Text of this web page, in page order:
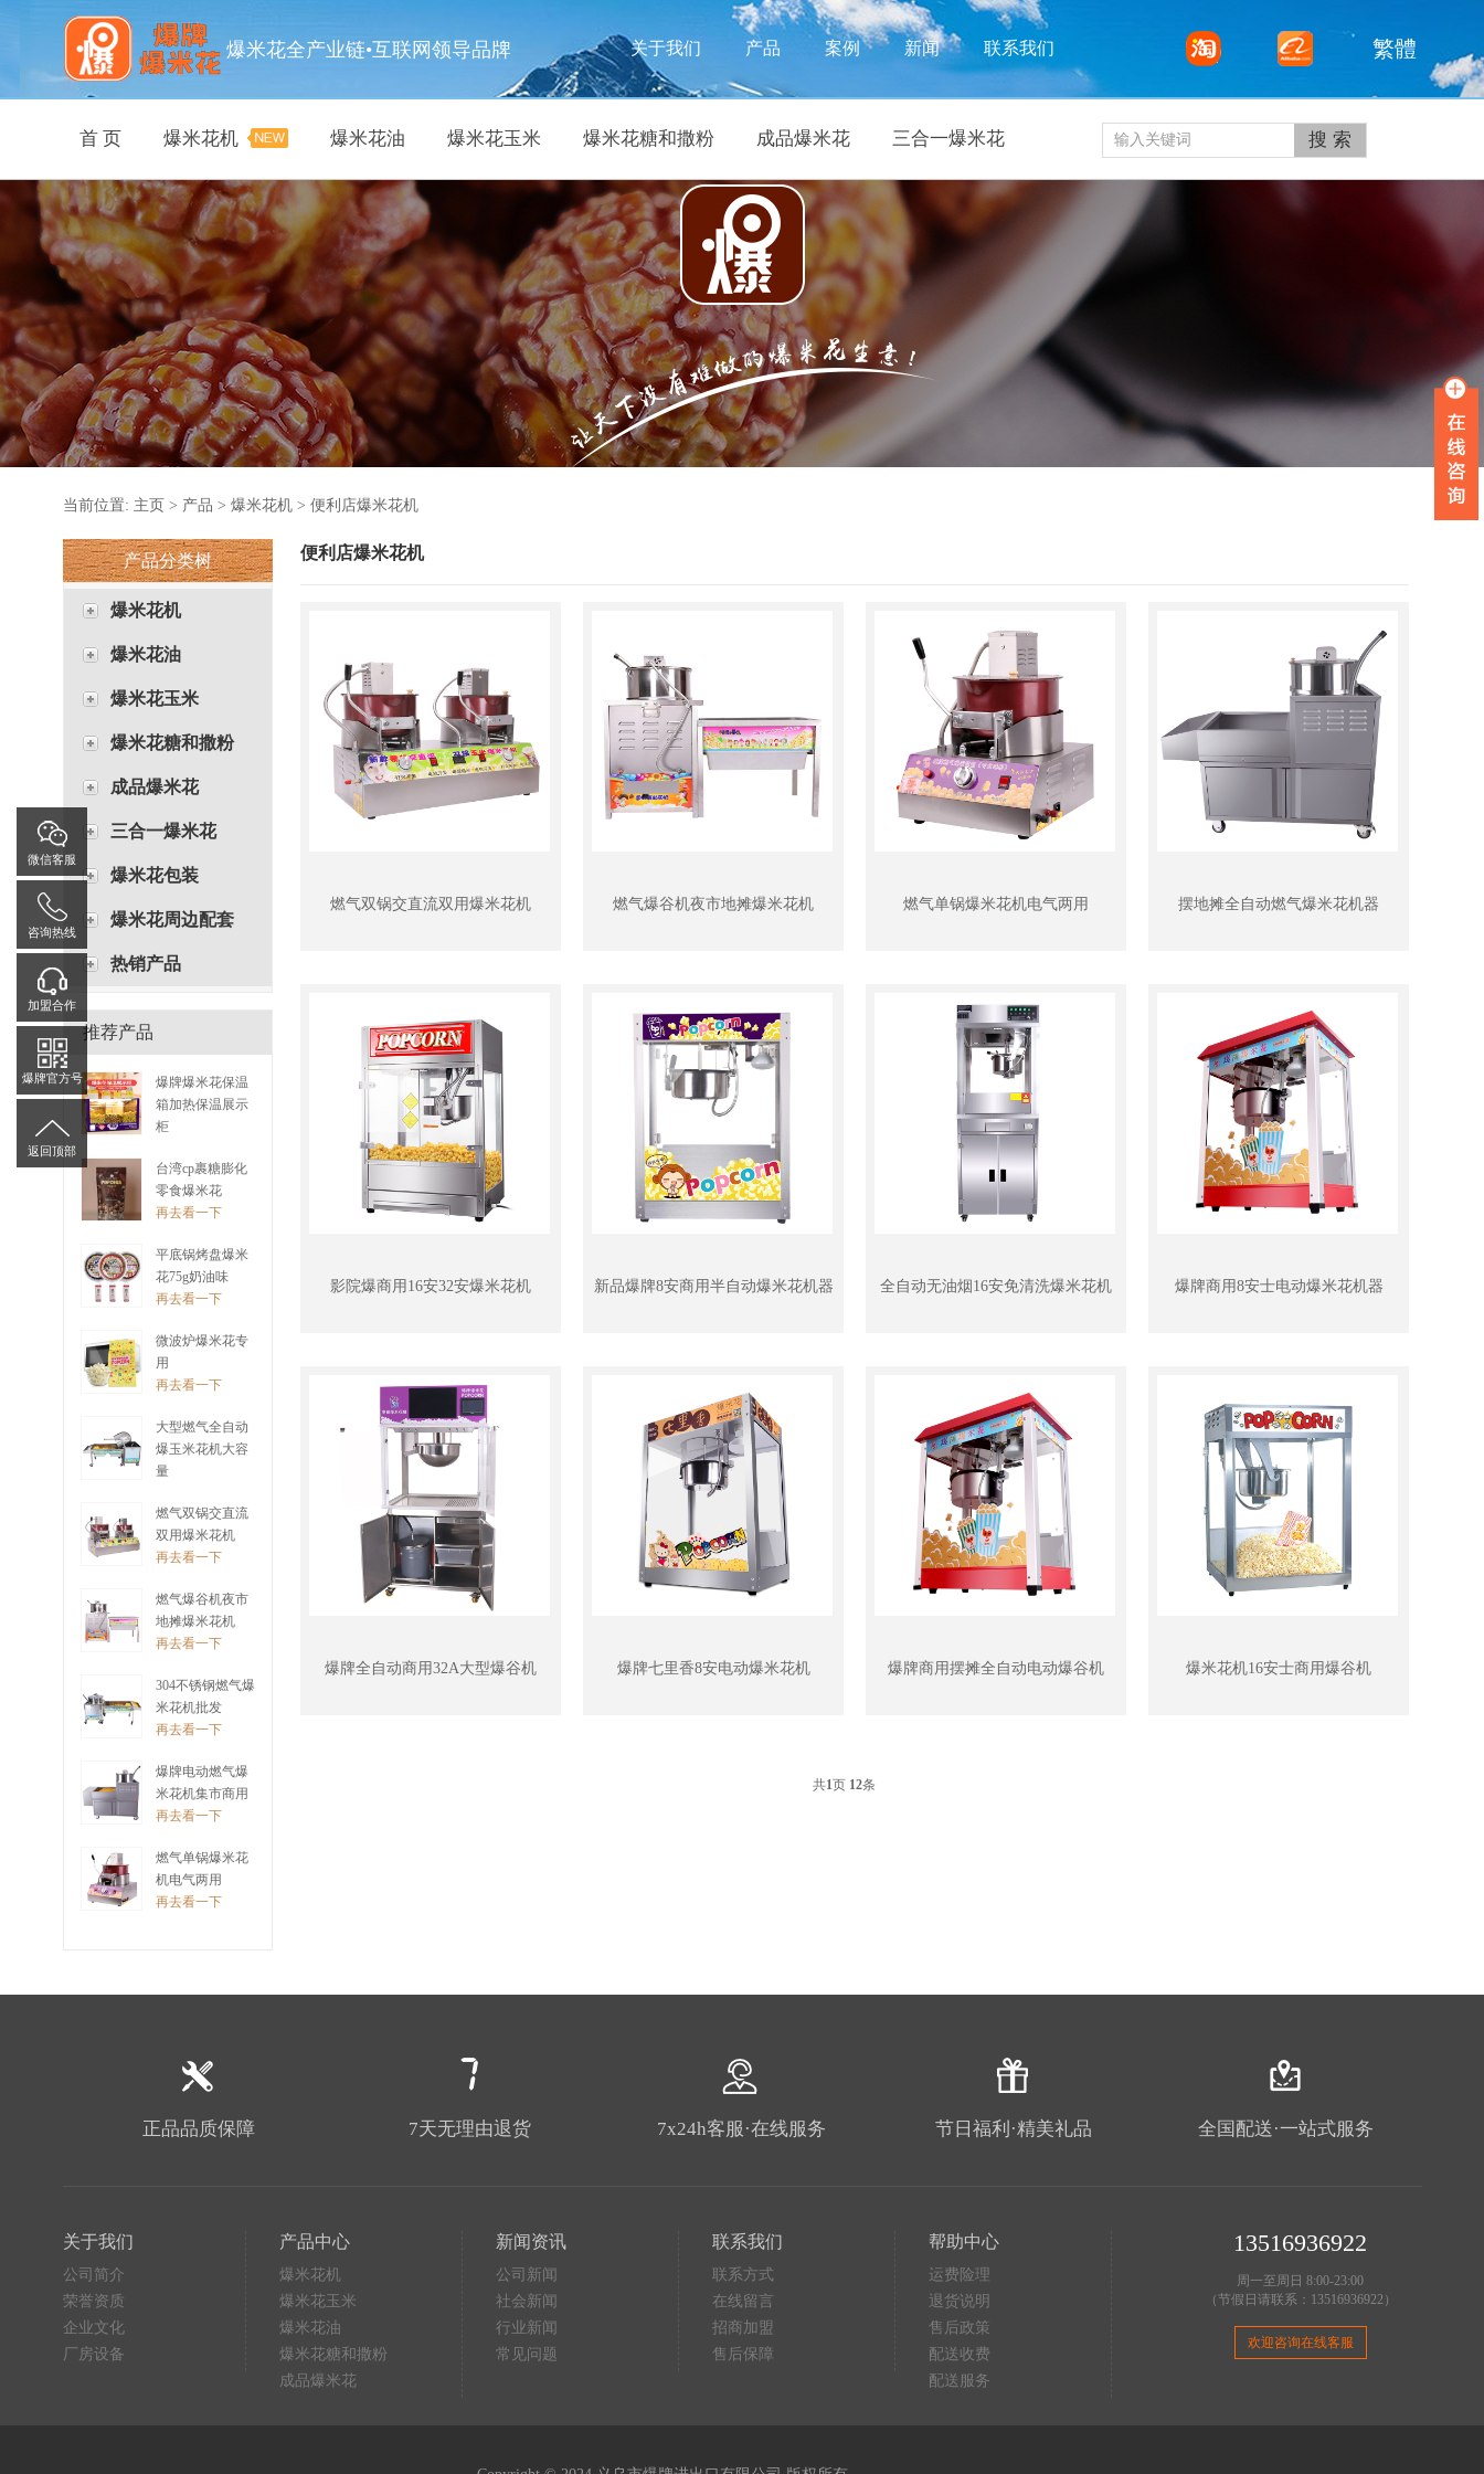
爆米花全产业链•互联网领导品牌 关于我们 产品 案例 新闻 联系我们 繁體
首 页 爆米花机 爆米花油 爆米花玉米 爆米花糖和撒粉 成品爆米花 三合一爆米花
当前位置: 主页 > 产品 > 爆米花机> 便利店爆米花机
产品分类树
爆米花机
爆米花油
爆米花玉米
爆米花糖和撒粉
成品爆米花
三合一爆米花
爆米花包装
爆米花周边配套
热销产品
推荐产品
爆牌爆米花保温
箱加热保温展示
柜
台湾cp裹糖膨化
零食爆米花
再去看一下
平底锅烤盘爆米
花75g奶油味
再去看一下
微波炉爆米花专
用
再去看一下
大型燃气全自动
爆玉米花机大容
量
燃气双锅交直流
双用爆米花机
再去看一下
燃气爆谷机夜市
地摊爆米花机
再去看一下
304不锈钢燃气爆
米花机批发
再去看一下
爆牌电动燃气爆
米花机集市商用
再去看一下
燃气单锅爆米花
机电气两用
再去看一下
便利店爆米花机
燃气双锅交直流双用爆米花机 燃气爆谷机夜市地摊爆米花机 燃气单锅爆米花机电气两用 摆地摊全自动燃气爆米花机器
影院爆商用16安32安爆米花机 新品爆牌8安商用半自动爆米花机器 全自动无油烟16安免清洗爆米花机 爆牌商用8安士电动爆米花机器
爆牌全自动商用32A大型爆谷机 爆牌七里香8安电动爆米花机 爆牌商用摆摊全自动电动爆谷机 爆米花机16安士商用爆谷机
共1页 12条
正品品质保障 7天无理由退货 7x24h客服·在线服务 节日福利·精美礼品 全国配送·一站式服务
关于我们
公司简介
荣誉资质
企业文化
厂房设备
产品中心
爆米花机
爆米花玉米
爆米花油
爆米花糖和撒粉
成品爆米花
新闻资讯
公司新闻
社会新闻
行业新闻
常见问题
联系我们
联系方式
在线留言
招商加盟
售后保障
帮助中心
运费险理
退货说明
售后政策
配送收费
配送服务
13516936922
周一至周日 8:00-23:00
（节假日请联系：13516936922）
欢迎咨询在线客服
微信客服
咨询热线
加盟合作
爆牌官方号
返回顶部